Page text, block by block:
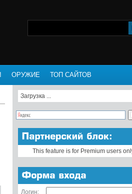
ОРУЖИЕ ТОП САЙТОВ
Загрузка ...
This feature is for Premium users
Логин: